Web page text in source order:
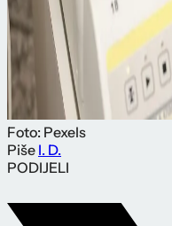
Foto: Pexels
Piše I. D.
PODIJELI